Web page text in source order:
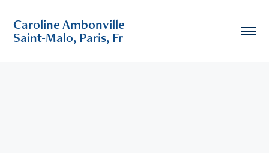
Caroline Ambonville
Saint-Malo, Paris, Fr